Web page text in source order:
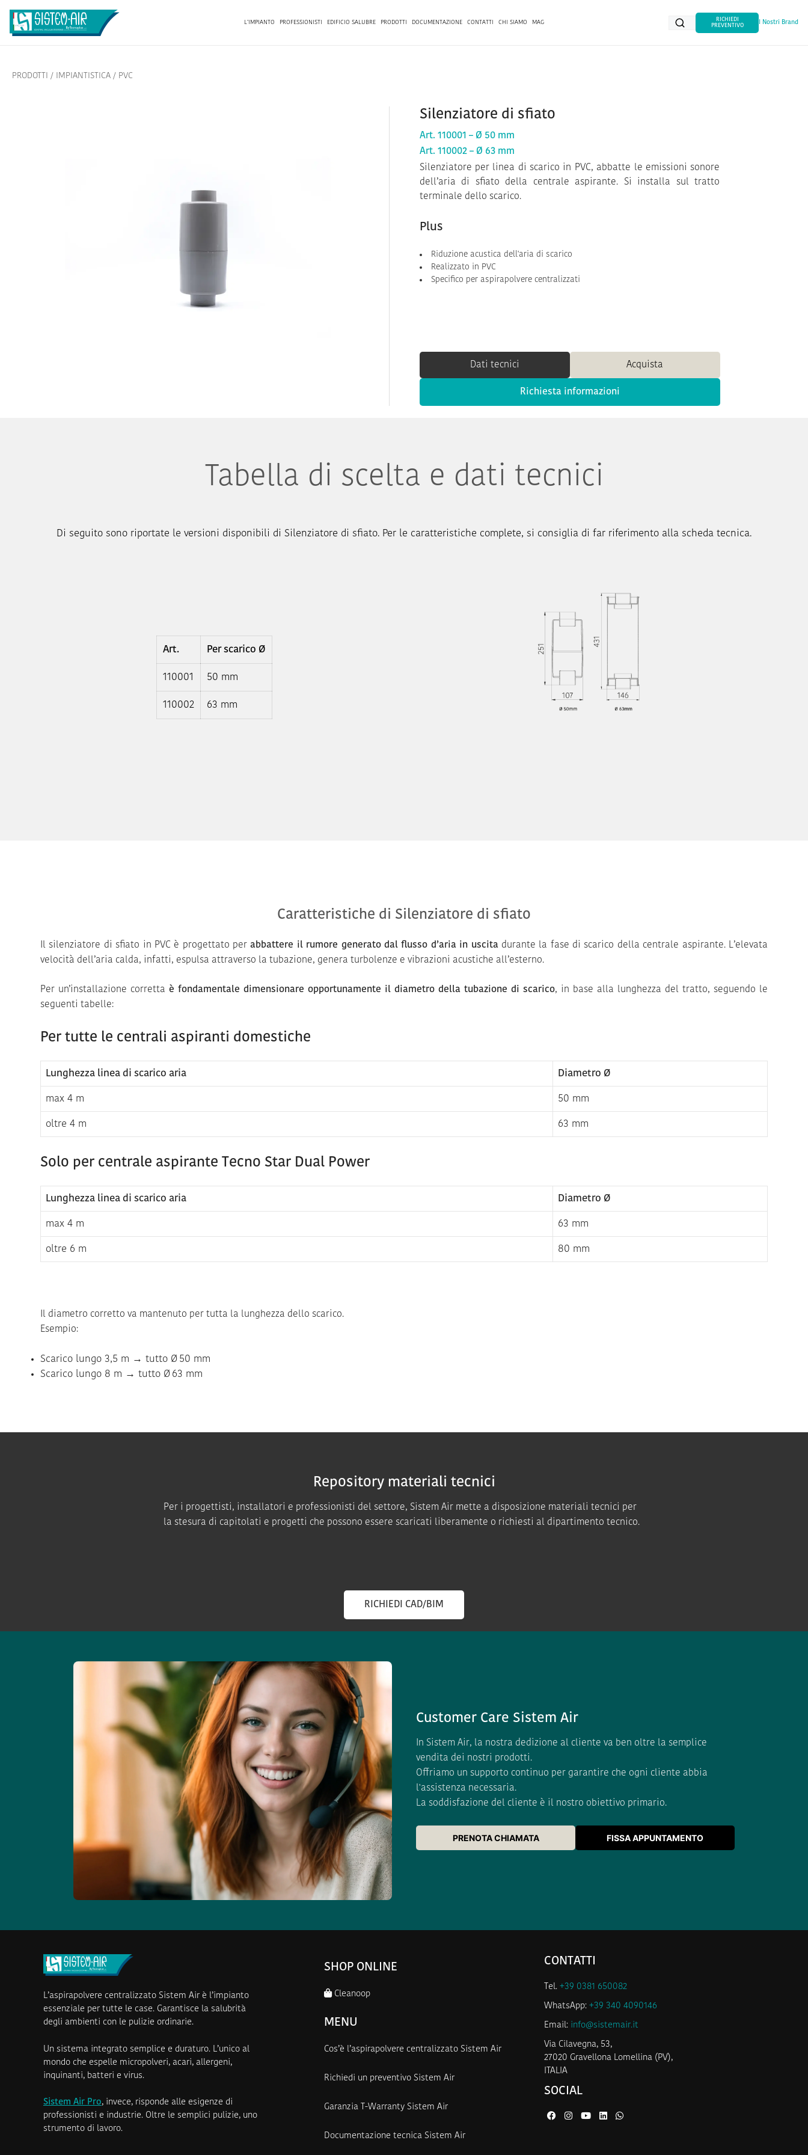
L’IMPIANTO PROFESSIONISTI EDIFICIO SALUBRE PRODOTTI DOCUMENTAZIONE CONTATTI CHI SIAMO MAG
RICHIEDI
PREVENTIVO
I Nostri Brand
PRODOTTI / IMPIANTISTICA / PVC
Silenziatore di sfiato
Art. 110001 – Ø 50 mm
Art. 110002 – Ø 63 mm
Silenziatore per linea di scarico in PVC, abbatte le emissioni sonore
dell’aria di sfiato della centrale aspirante. Si installa sul tratto
terminale dello scarico.
Plus
Riduzione acustica dell'aria di scarico
Realizzato in PVC
Specifico per aspirapolvere centralizzati
Dati tecnici Acquista
Richiesta informazioni
Tabella di scelta e dati tecnici
Di seguito sono riportate le versioni disponibili di Silenziatore di sfiato. Per le caratteristiche complete, si consiglia di far riferimento alla scheda tecnica.
Art. Per scarico Ø
110001 50 mm
110002 63 mm
Caratteristiche di Silenziatore di sfiato
Il silenziatore di sfiato in PVC è progettato perabbattere il rumore generato dal flusso d’aria in uscitadurante la fase di scarico della centrale aspirante. L’elevata
velocità dell’aria calda, infatti, espulsa attraverso la tubazione, genera turbolenze e vibrazioni acustiche all’esterno.
Per un’installazione corretta è fondamentale dimensionare opportunamente il diametro della tubazione di scarico, in base alla lunghezza del tratto, seguendo le
seguenti tabelle:
Per tutte le centrali aspiranti domestiche
Lunghezza linea di scarico aria Diametro Ø
max 4 m 50 mm
oltre 4 m 63 mm
Solo per centrale aspirante Tecno Star Dual Power
Lunghezza linea di scarico aria Diametro Ø
max 4 m 63 mm
oltre 6 m 80 mm
Il diametro corretto va mantenuto per tutta la lunghezza dello scarico.
Esempio:
Scarico lungo 3,5 m → tutto Ø 50 mm
Scarico lungo 8 m → tutto Ø 63 mm
Repository materiali tecnici
Per i progettisti, installatori e professionisti del settore, Sistem Air mette a disposizione materiali tecnici per
la stesura di capitolati e progetti che possono essere scaricati liberamente o richiesti al dipartimento tecnico.
RICHIEDI CAD/BIM
Customer Care Sistem Air
In Sistem Air, la nostra dedizione al cliente va ben oltre la semplice
vendita dei nostri prodotti.
Offriamo un supporto continuo per garantire che ogni cliente abbia
l'assistenza necessaria.
La soddisfazione del cliente è il nostro obiettivo primario.
PRENOTA CHIAMATA FISSA APPUNTAMENTO
L’aspirapolvere centralizzato Sistem Air è l’impianto
essenziale per tutte le case. Garantisce la salubrità
degli ambienti con le pulizie ordinarie.
Un sistema integrato semplice e duraturo. L’unico al
mondo che espelle micropolveri, acari, allergeni,
inquinanti, batteri e virus.
Sistem Air Pro, invece, risponde alle esigenze di
professionisti e industrie. Oltre le semplici pulizie, uno
strumento di lavoro.
SHOP ONLINE
Cleanoop
MENU
Cos’è l’aspirapolvere centralizzato Sistem Air
Richiedi un preventivo Sistem Air
Garanzia T-Warranty Sistem Air
Documentazione tecnica Sistem Air
CONTATTI
Tel.+39 0381 650082
WhatsApp:+39 340 4090146
Email: info@sistemair.it
Via Cilavegna, 53,
27020 Gravellona Lomellina (PV),
ITALIA
SOCIAL